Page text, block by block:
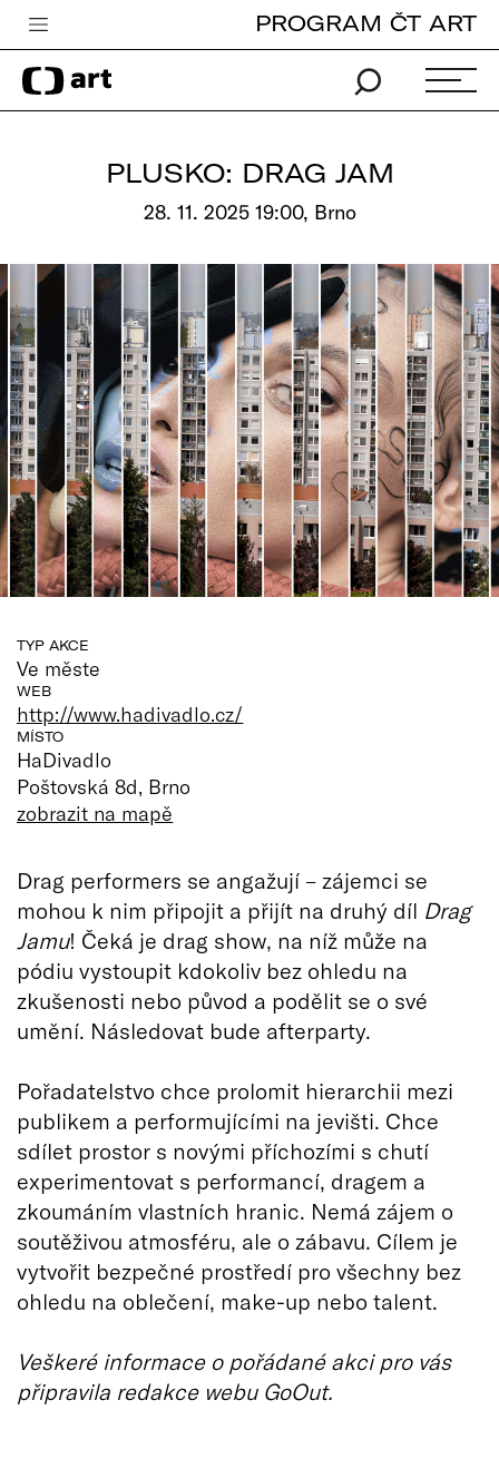
Česká televize
Zpravodajství
Pro děti
edu
Vše o ČT
PROGRAM ČT ART
PLUSKO: DRAG JAM
28. 11. 2025 19:00, Brno
TYP AKCE
Ve měste
WEB
http://www.hadivadlo.cz/
MÍSTO
HaDivadlo
Poštovská 8d, Brno
zobrazit na mapě
Drag performers se angažují –⁠⁠⁠⁠⁠⁠ zájemci se
mohou k nim připojit a přijít na druhý díl Drag
Jamu! Čeká je drag show, na níž může na
pódiu vystoupit kdokoliv bez ohledu na
zkušenosti nebo původ a podělit se o své
umění. Následovat bude afterparty.
Pořadatelstvo chce prolomit hierarchii mezi
publikem a performujícími na jevišti. Chce
sdílet prostor s novými příchozími s chutí
experimentovat s performancí, dragem a
zkoumáním vlastních hranic. Nemá zájem o
soutěživou atmosféru, ale o zábavu. Cílem je
vytvořit bezpečné prostředí pro všechny bez
ohledu na oblečení, make-up nebo talent.
Veškeré informace o pořádané akci pro vás
připravila redakce webu GoOut.